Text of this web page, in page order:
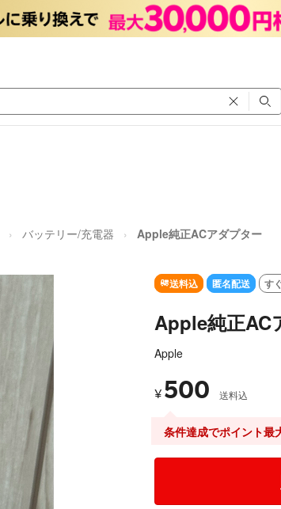
バッテリー/充電器 Apple純正ACアダプター
送料込 匿名配送 す
Apple純正AC
Apple
¥ 500 送料込
条件達成でポイント最